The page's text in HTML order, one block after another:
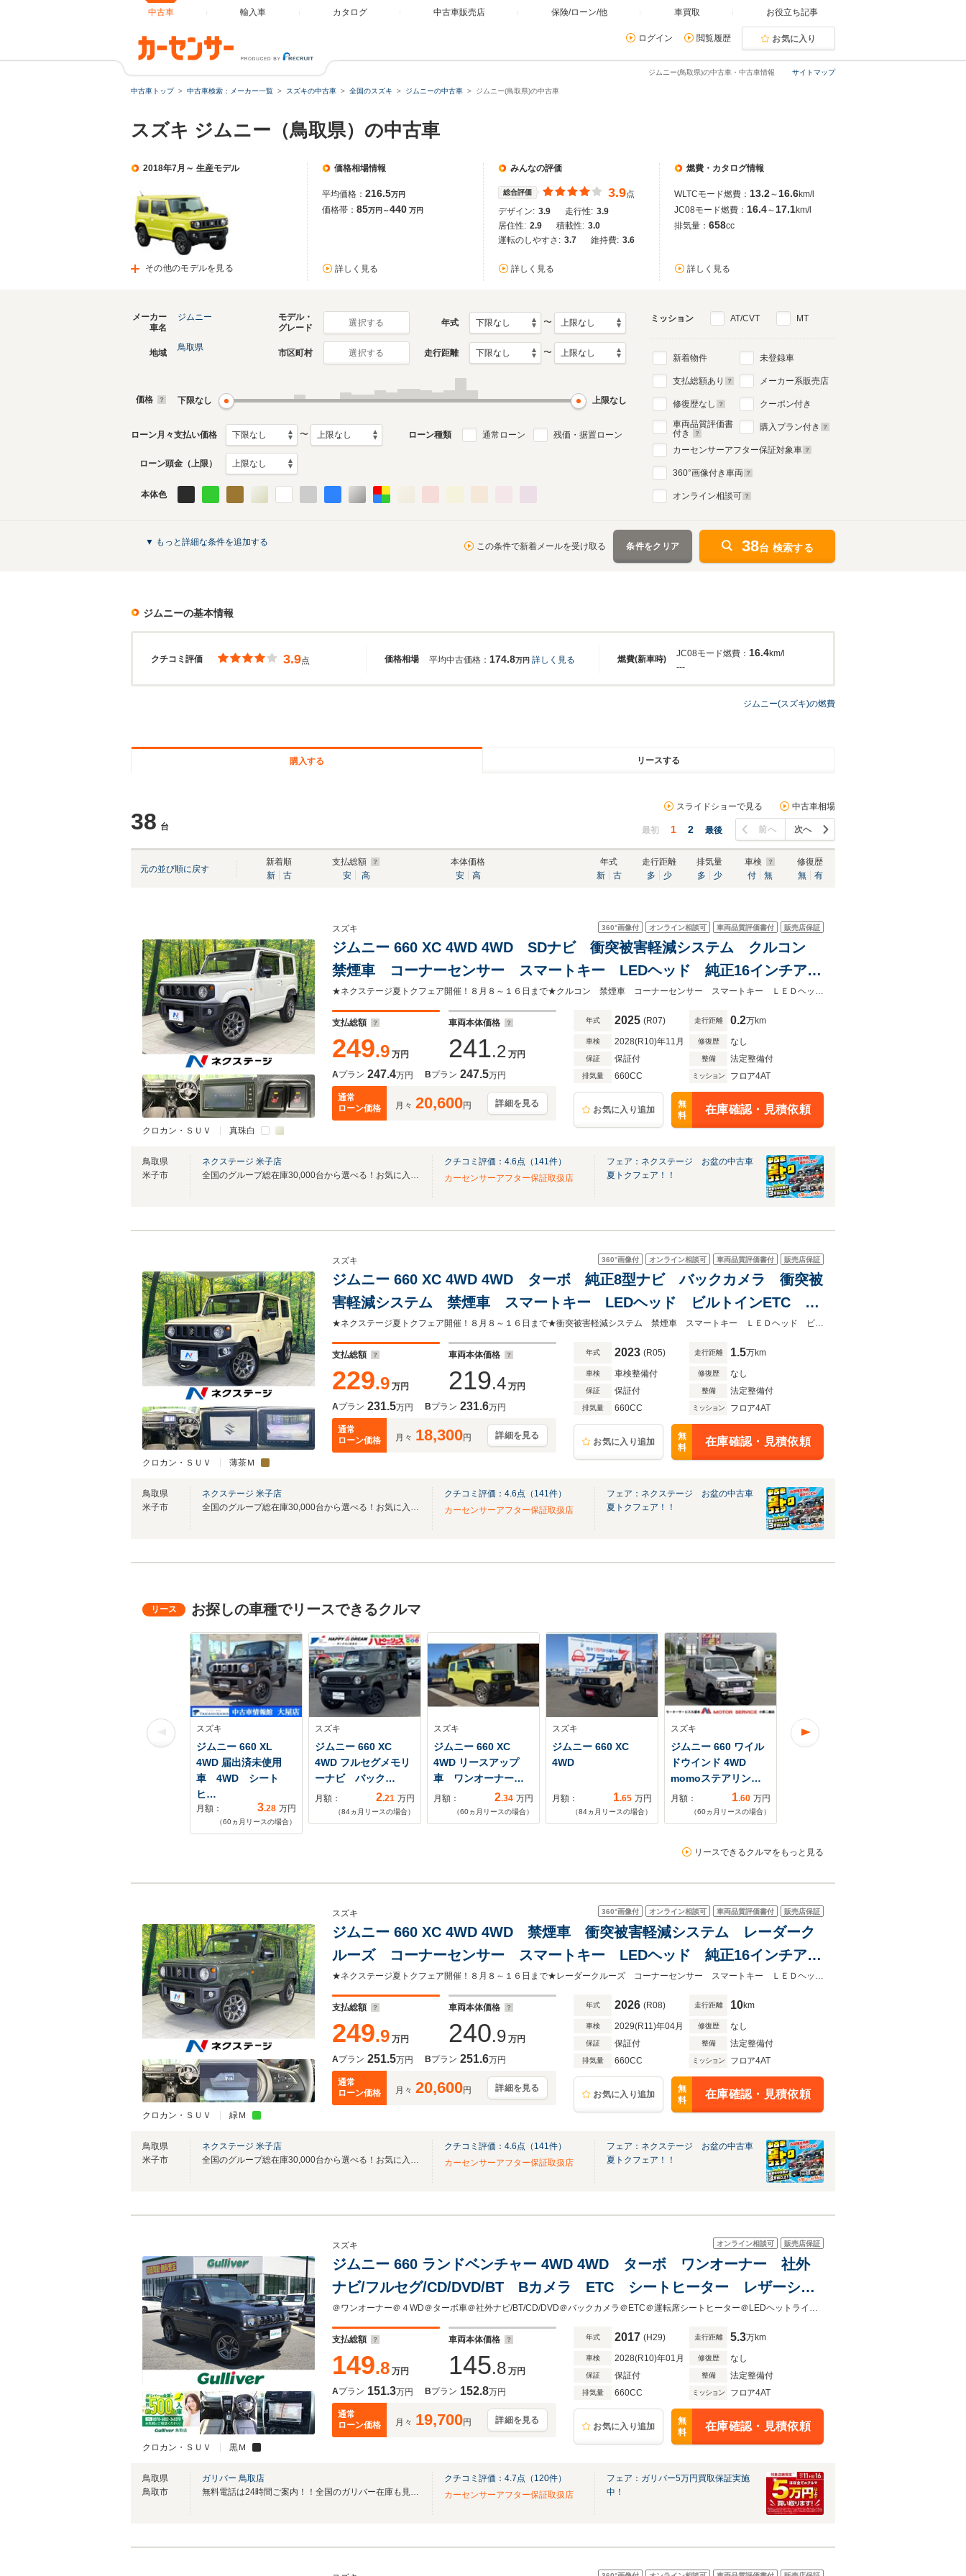
中古車 輸入車 カタログ 中古車販売店 保険/ローン/他 車買取 お役立ち記事
ログイン 閲覧履歴 お気に入り
サイトマップ
ジムニー(鳥取県)の中古車・中古車情報
中古車トップ 中古車検索：メーカー一覧 スズキの中古車 全国のスズキ ジムニーの中古車 ジムニー(鳥取県)の中古車
スズキ ジムニー（鳥取県）の中古車
2018年7月～ 生産モデル
その他のモデルを見る
価格相場情報
平均価格： 216.5万円
価格帯： 85万円～440 万円
詳しく見る
みんなの評価
総合評価 3.9点
デザイン: 3.9 走行性: 3.9
居住性: 2.9 積載性: 3.0
運転のしやすさ: 3.7 維持費: 3.6
詳しく見る
燃費・カタログ情報
WLTCモード燃費： 13.2～ 16.6km/l
JC08モード燃費： 16.4～ 17.1km/l
排気量： 658cc
詳しく見る
生産モデル
生産モデル
ジムニーのカタログを見る
メーカー
車名
ジムニー
モデル・
グレード
選択する 年式 〜
地域
鳥取県
市区町村 選択する 走行距離 〜
価格 下限なし 上限なし
ローン月々支払い価格 〜 ローン種類 通常ローン 残価・据置ローン
ローン頭金（上限）
本体色
ミッション AT/CVT MT
新着物件
支払総額あり
修復歴なし
車両品質評価書
付き
未登録車
メーカー系販売店
クーポン付き
購入プラン付き
カーセンサーアフター保証対象車
360°画像付き車両
オンライン相談可
▼ もっと詳細な条件を追加する この条件で新着メールを受け取る 条件をクリア 38台 検索する
ジムニーの基本情報
クチコミ評価 価格相場 燃費(新車時)
3.9点 平均中古価格： 174.8万円 詳しく見る
JC08モード燃費： 16.4km/l
---
ジムニー(スズキ)の燃費
購入する リースする
38 台
スライドショーで見る 中古車相場
最初 1 2 最後 前へ 次へ
元の並び順に戻す
新着順
新
古
支払総額
安
高
本体価格
安
高
年式
新
古
走行距離
多
少
排気量
多
少
車検
付
無
修復歴
無
有
クロカン・ＳＵＶ 真珠白
360°画像付 オンライン相談可 車両品質評価書付 販売店保証
スズキ
ジムニー 660 XC 4WD 4WD SDナビ 衝突被害軽減システム クルコン
禁煙車 コーナーセンサー スマートキー LEDヘッド 純正16インチアル
ミ オートハイビーム 車線逸脱警報 オートライト オートエアコン
★ネクステージ夏トクフェア開催！８月８～１６日まで★クルコン 禁煙車 コーナーセンサー スマートキー ＬＥＤヘッド 純正１６インチアルミ
支払総額
249.9 万円
車両本体価格
241.2 万円
Aプラン 247.4万円 Bプラン 247.5万円
通常
ローン価格
月々 20,600円 詳細を見る
年式 2025 (R07) 走行距離 0.2万km
車検 2028(R10)年11月 修復歴 なし
保証 保証付 整備 法定整備付
排気量 660CC ミッション フロア4AT
お気に入り追加
無
料
在庫確認・見積依頼
鳥取県
米子市
ネクステージ 米子店
全国のグループ総在庫30,000台から選べる！お気に入りの愛車がきっと見つかります！
クチコミ評価： 4.6点（ 141件）
カーセンサーアフター保証取扱店
フェア：ネクステージ お盆の中古車
夏トクフェア！！
クロカン・ＳＵＶ 薄茶Ｍ
360°画像付 オンライン相談可 車両品質評価書付 販売店保証
スズキ
ジムニー 660 XC 4WD 4WD ターボ 純正8型ナビ バックカメラ 衝突被
害軽減システム 禁煙車 スマートキー LEDヘッド ビルトインETC ク
ルコン 純正16インチアルミ オートハイビーム 車線逸脱警報 オートラ
イト
★ネクステージ夏トクフェア開催！８月８～１６日まで★衝突被害軽減システム 禁煙車 スマートキー ＬＥＤヘッド ビルトインＥＴＣ クルコン
支払総額
229.9 万円
車両本体価格
219.4 万円
Aプラン 231.5万円 Bプラン 231.6万円
通常
ローン価格
月々 18,300円 詳細を見る
年式 2023 (R05) 走行距離 1.5万km
車検 車検整備付 修復歴 なし
保証 保証付 整備 法定整備付
排気量 660CC ミッション フロア4AT
お気に入り追加
無
料
在庫確認・見積依頼
鳥取県
米子市
ネクステージ 米子店
全国のグループ総在庫30,000台から選べる！お気に入りの愛車がきっと見つかります！
クチコミ評価： 4.6点（ 141件）
カーセンサーアフター保証取扱店
フェア：ネクステージ お盆の中古車
夏トクフェア！！
お探しの車種でリースできるクルマ
スズキ
ジムニー 660 XL
4WD 届出済未使用
車 4WD シート
ヒ…
月額： 3.28 万円
（60ヵ月リースの場合）
スズキ
ジムニー 660 XC
4WD フルセグメモリ
ーナビ バック…
月額： 2.21 万円
（84ヵ月リースの場合）
スズキ
ジムニー 660 XC
4WD リースアップ
車 ワンオーナー…
月額： 2.34 万円
（60ヵ月リースの場合）
スズキ
ジムニー 660 XC
4WD
月額： 1.65 万円
（84ヵ月リースの場合）
スズキ
ジムニー 660 ワイル
ドウインド 4WD
momoステアリン…
月額： 1.60 万円
（60ヵ月リースの場合）
スズキ
ジムニー 660 XC
リースできるクルマをもっと見る
クロカン・ＳＵＶ 緑Ｍ
360°画像付 オンライン相談可 車両品質評価書付 販売店保証
スズキ
ジムニー 660 XC 4WD 4WD 禁煙車 衝突被害軽減システム レーダーク
ルーズ コーナーセンサー スマートキー LEDヘッド 純正16インチアル
ミ 車線逸脱警報 オートライト オートエアコン LEDフォグ
支払総額
249.9 万円
車両本体価格
240.9 万円
Aプラン 251.5万円 Bプラン 251.6万円
通常
ローン価格
月々 20,600円 詳細を見る
年式 2026 (R08) 走行距離 10km
車検 2029(R11)年04月 修復歴 なし
保証 保証付 整備 法定整備付
排気量 660CC ミッション フロア4AT
お気に入り追加
無
料
在庫確認・見積依頼
鳥取県
米子市
ネクステージ 米子店
クチコミ評価： 4.6 点（ 141 件）
カーセンサーアフター保証取扱店
フェア：ネクステージ お盆の中古車
夏トクフェア！！
クロカン・ＳＵＶ 黒Ｍ
オンライン相談可 販売店保証
スズキ
ジムニー 660 ランドベンチャー 4WD 4WD ターボ ワンオーナー 社外
ナビ/フルセグ/CD/DVD/BT Bカメラ ETC シートヒーター レザーシー
ト LEDライト フォグ サイドステップ キーレス 純正16インチAW
電格ミラー
支払総額
149.8 万円
車両本体価格
145.8 万円
Aプラン 151.3万円 Bプラン 152.8万円
通常
ローン価格
月々 19,700円 詳細を見る
年式 2017 (H29) 走行距離 5.3万km
車検 2028(R10)年01月 修復歴 なし
保証 保証付 整備 法定整備付
排気量 660CC ミッション フロア4AT
お気に入り追加
無
料
在庫確認・見積依頼
鳥取県
鳥取市
ガリバー 鳥取店
クチコミ評価： 4.7 点（ 120件）
カーセンサーアフター保証取扱店
フェア：ガリバー5万円買取保証実施
中！